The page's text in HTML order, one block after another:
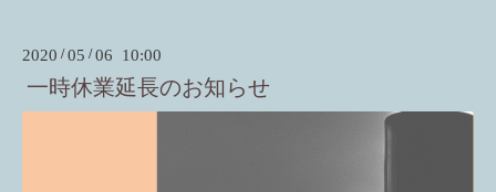
2020 /05 /06 10:00
一時休業延長のお知らせ